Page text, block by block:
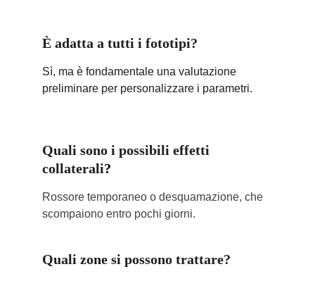
È adatta a tutti i fototipi?
Sì, ma è fondamentale una valutazione
preliminare per personalizzare i parametri.
Quali sono i possibili effetti
collaterali?
Rossore temporaneo o desquamazione, che
scompaiono entro pochi giorni.
Quali zone si possono trattare?